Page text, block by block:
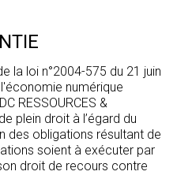
la loi n°2004-575 du 21 juin
numérique
RESSOURCES &
plein droit à l’égard du
des obligations résultant de
soient à exécuter par
droit de recours contre